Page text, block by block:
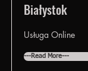
Białystok
Usługa Online
---Read More---